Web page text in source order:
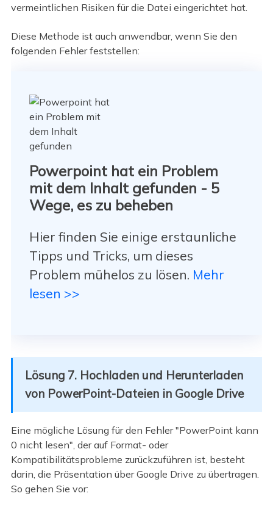
vermeintlichen Risiken für die Datei eingerichtet hat.
Diese Methode ist auch anwendbar, wenn Sie den
folgenden Fehler feststellen:
Powerpoint hat ein Problem
mit dem Inhalt gefunden - 5
Wege, es zu beheben
Hier finden Sie einige erstaunliche
Tipps und Tricks, um dieses
Problem mühelos zu lösen. Mehr
lesen >>
Lösung 7. Hochladen und Herunterladen
von PowerPoint-Dateien in Google Drive
Eine mögliche Lösung für den Fehler "PowerPoint kann
0 nicht lesen", der auf Format- oder
Kompatibilitätsprobleme zurückzuführen ist, besteht
darin, die Präsentation über Google Drive zu übertragen.
So gehen Sie vor: